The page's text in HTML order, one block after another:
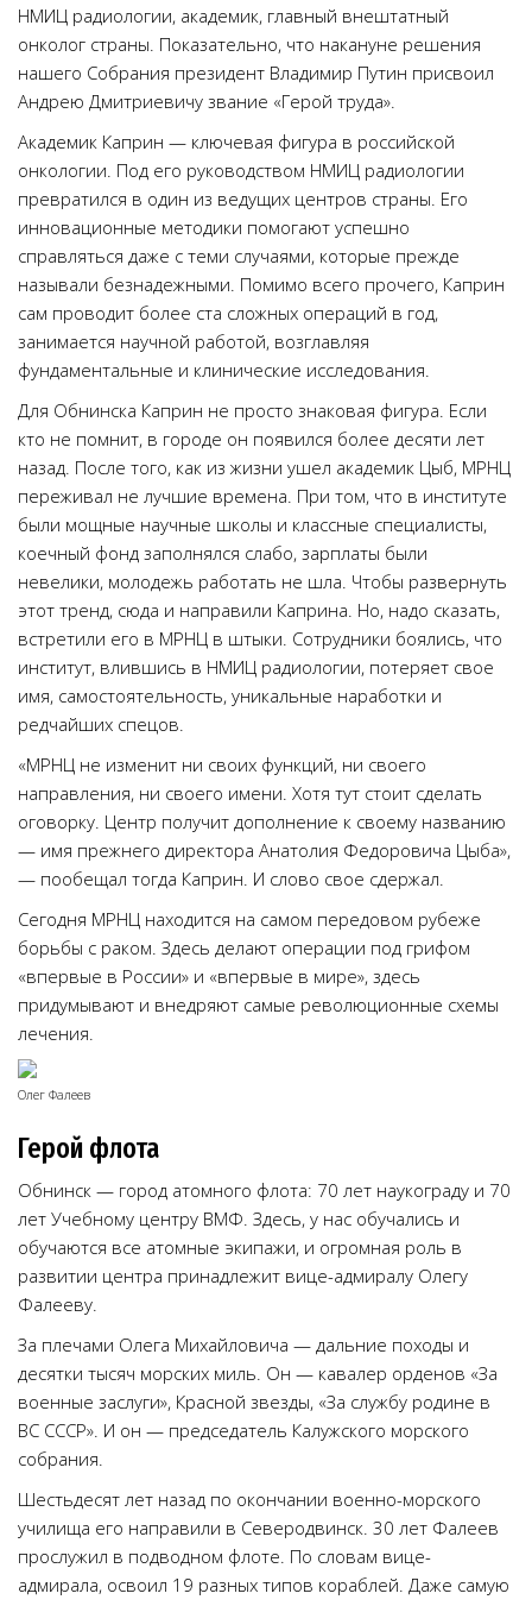
НМИЦ радиологии, академик, главный внештатный
онколог страны. Показательно, что накануне решения
нашего Собрания президент Владимир Путин присвоил
Андрею Дмитриевичу звание «Герой труда».
Академик Каприн — ключевая фигура в российской
онкологии. Под его руководством НМИЦ радиологии
превратился в один из ведущих центров страны. Его
инновационные методики помогают успешно
справляться даже с теми случаями, которые прежде
называли безнадежными. Помимо всего прочего, Каприн
сам проводит более ста сложных операций в год,
занимается научной работой, возглавляя
фундаментальные и клинические исследования.
Для Обнинска Каприн не просто знаковая фигура. Если
кто не помнит, в городе он появился более десяти лет
назад. После того, как из жизни ушел академик Цыб, МРНЦ
переживал не лучшие времена. При том, что в институте
были мощные научные школы и классные специалисты,
коечный фонд заполнялся слабо, зарплаты были
невелики, молодежь работать не шла. Чтобы развернуть
этот тренд, сюда и направили Каприна. Но, надо сказать,
встретили его в МРНЦ в штыки. Сотрудники боялись, что
институт, влившись в НМИЦ радиологии, потеряет свое
имя, самостоятельность, уникальные наработки и
редчайших спецов.
«МРНЦ не изменит ни своих функций, ни своего
направления, ни своего имени. Хотя тут стоит сделать
оговорку. Центр получит дополнение к своему названию
— имя прежнего директора Анатолия Федоровича Цыба»,
— пообещал тогда Каприн. И слово свое сдержал.
Сегодня МРНЦ находится на самом передовом рубеже
борьбы с раком. Здесь делают операции под грифом
«впервые в России» и «впервые в мире», здесь
придумывают и внедряют самые революционные схемы
лечения.
Олег Фалеев
Герой флота
Обнинск — город атомного флота: 70 лет наукограду и 70
лет Учебному центру ВМФ. Здесь, у нас обучались и
обучаются все атомные экипажи, и огромная роль в
развитии центра принадлежит вице-адмиралу Олегу
Фалееву.
За плечами Олега Михайловича — дальние походы и
десятки тысяч морских миль. Он — кавалер орденов «За
военные заслуги», Красной звезды, «За службу родине в
ВС СССР». И он — председатель Калужского морского
собрания.
Шестьдесят лет назад по окончании военно-морского
училища его направили в Северодвинск. 30 лет Фалеев
прослужил в подводном флоте. По словам вице-
адмирала, освоил 19 разных типов кораблей. Даже самую